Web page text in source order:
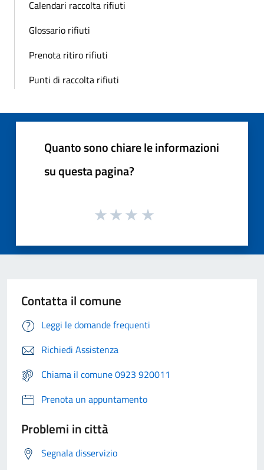
Calendari raccolta rifiuti
Glossario rifiuti
Prenota ritiro rifiuti
Punti di raccolta rifiuti
Quanto sono chiare le informazioni
su questa pagina?
Contatta il comune
Leggi le domande frequenti
Richiedi Assistenza
Chiama il comune 0923 920011
Prenota un appuntamento
Problemi in città
Segnala disservizio